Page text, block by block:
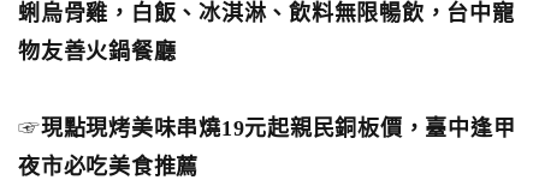
蜊烏骨雞，白飯、冰淇淋、飲料無限暢飲，台中寵
物友善火鍋餐廳
☞現點現烤美味串燒19元起親民銅板價，臺中逢甲
夜市必吃美食推薦